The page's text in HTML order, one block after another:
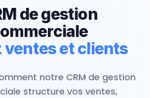
de gestion
ventes et clients
notre CRM de gestion
structure vos ventes,